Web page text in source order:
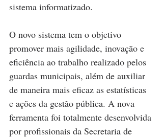
sistema informatizado.
O novo sistema tem o objetivo
promover mais agilidade, inovação e
eficiência ao trabalho realizado pelos
guardas municipais, além de auxiliar
de maneira mais eficaz as estatísticas
e ações da gestão pública. A nova
ferramenta foi totalmente desenvolvida
por profissionais da Secretaria de